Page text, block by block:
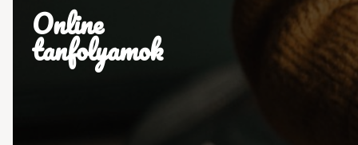
Online
tanfolyamok